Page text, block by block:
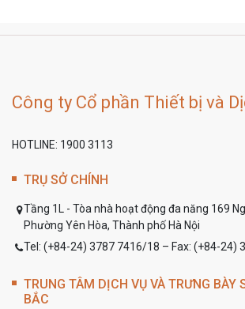
Công ty Cổ phần Thiết bị và
HOTLINE: 1900 3113
TRỤ SỞ CHÍNH
Tầng 1L - Tòa nhà hoạt động đa năng 169
Phường Yên Hòa, Thành phố Hà Nội
Tel: (+84-24) 3787 7416/18 – Fax: (+84-24)
TRUNG TÂM DỊCH VỤ VÀ TRƯNG BÀY
BẮC